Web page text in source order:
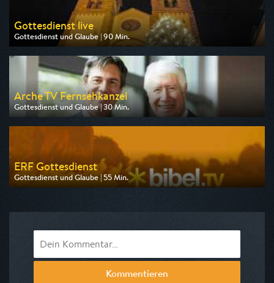
Gottesdienst live
Gottesdienst und Glaube | 90 Min.
Ausgestrahlt von Bibel TV
am 09.08.2026, 10:00
Arche TV Fernsehkanzel
Gottesdienst und Glaube | 30 Min.
Ausgestrahlt von Anixe Plus
am 08.08.2026, 04:00
ERF Gottesdienst
Gottesdienst und Glaube | 55 Min.
Ausgestrahlt von Bibel TV
Kommentieren